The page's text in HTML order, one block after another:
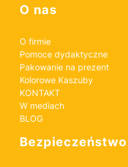
Linki w stopce
O nas
O firmie
Pomoce dydaktyczne
Pakowanie na prezent
Kolorowe Kaszuby
KONTAKT
W mediach
BLOG
Bezpieczeństwo